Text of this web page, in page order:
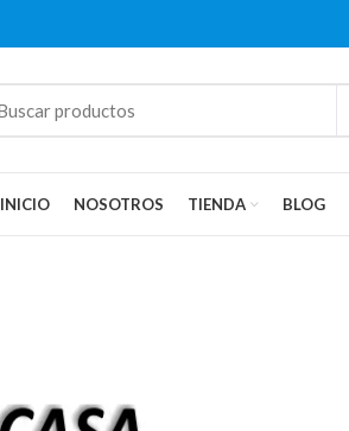
INICIO NOSOTROS TIENDA BLOG